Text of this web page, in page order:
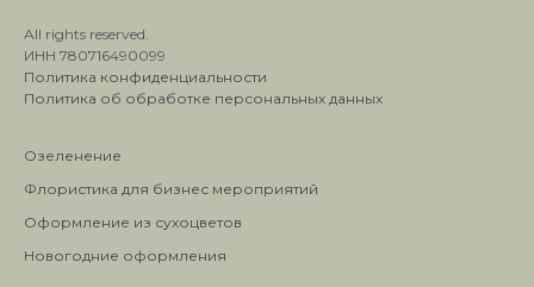
All rights reserved.
ИНН 780716490099
Политика конфиденциальности
Политика об обработке персональных данных
Озеленение
Флористика для бизнес мероприятий
Оформление из сухоцветов
Новогодние оформления